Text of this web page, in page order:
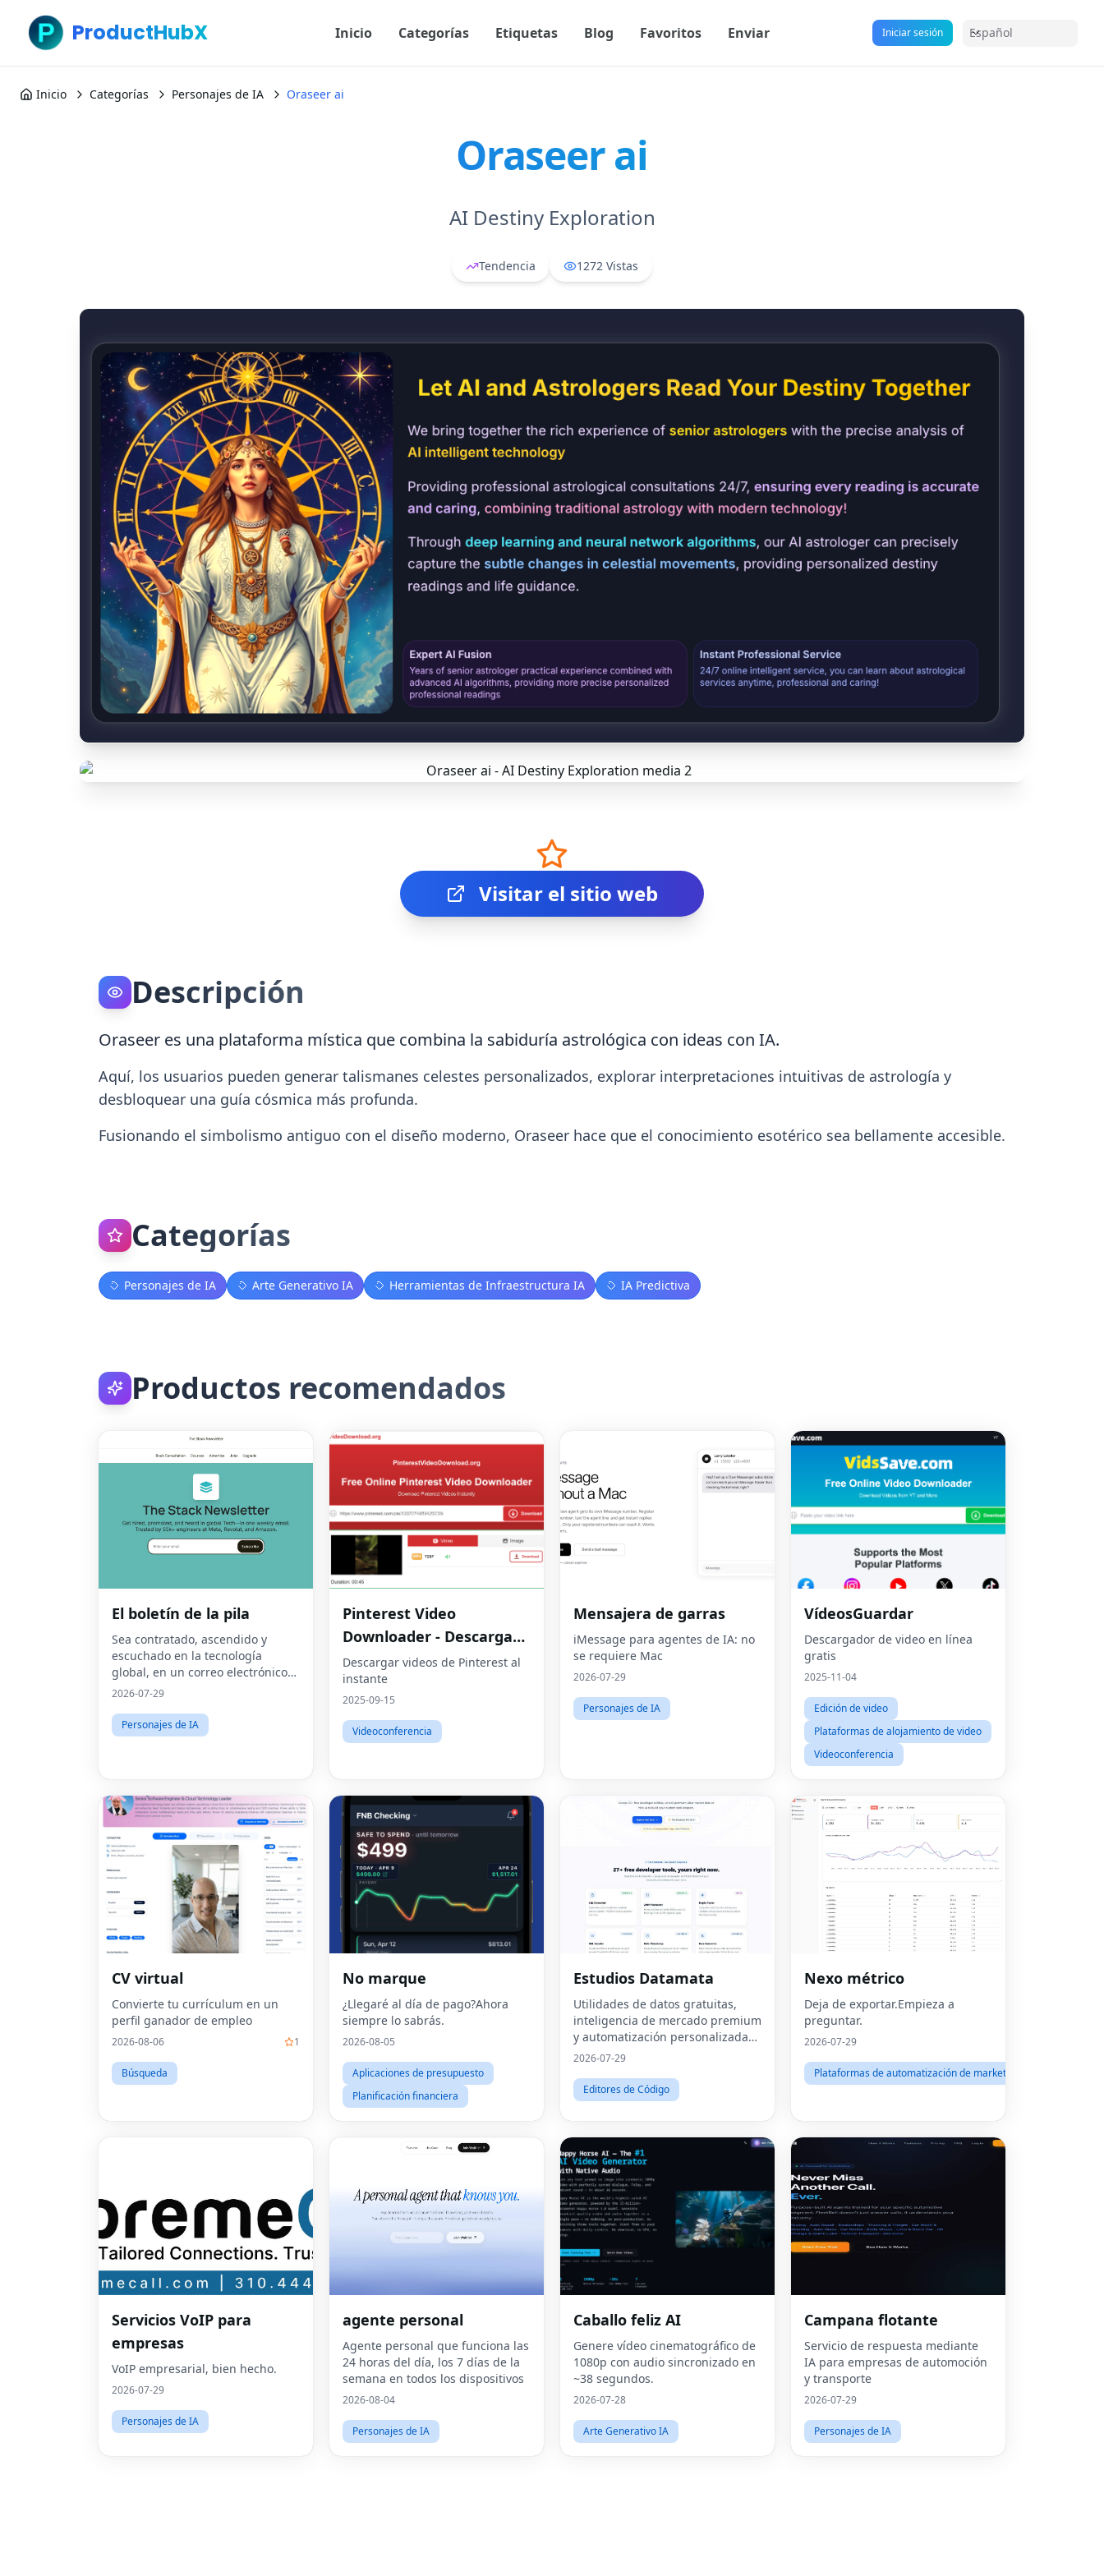
ProductHubX Inicio Categorías Etiquetas Blog Favoritos Enviar Iniciar sesión Español
Inicio Categorías Personajes de IA Oraseer ai
Oraseer ai
AI Destiny Exploration
Tendencia 1272 Vistas
Visitar el sitio web
Descripción
Oraseer es una plataforma mística que combina la sabiduría astrológica con ideas con IA.
Aquí, los usuarios pueden generar talismanes celestes personalizados, explorar interpretaciones intuitivas de astrología y
desbloquear una guía cósmica más profunda.
Fusionando el simbolismo antiguo con el diseño moderno, Oraseer hace que el conocimiento esotérico sea bellamente accesible.
Categorías
Personajes de IA Arte Generativo IA Herramientas de Infraestructura IA IA Predictiva
Productos recomendados
El boletín de la pila
Sea contratado, ascendido y
escuchado en la tecnología
global, en un correo electrónico
semanal.Con la confianza de 45k.
2026-07-29
Personajes de IA
Pinterest Video
Downloader - Descargar
videos HD en línea
Descargar videos de Pinterest al
instante
2025-09-15
Videoconferencia
Mensajera de garras
iMessage para agentes de IA: no
se requiere Mac
2026-07-29
Personajes de IA
VídeosGuardar
Descargador de video en línea
gratis
2025-11-04
Edición de video
Plataformas de alojamiento de video
Videoconferencia
CV virtual
Convierte tu currículum en un
perfil ganador de empleo
2026-08-06 1
Búsqueda
No marque
¿Llegaré al día de pago?Ahora
siempre lo sabrás.
2026-08-05
Aplicaciones de presupuesto
Planificación financiera
Estudios Datamata
Utilidades de datos gratuitas,
inteligencia de mercado premium
y automatización personalizada
en una sola plataforma.
2026-07-29
Editores de Código
Nexo métrico
Deja de exportar.Empieza a
preguntar.
2026-07-29
Plataformas de automatización de marketing
Servicios VoIP para
empresas
VoIP empresarial, bien hecho.
2026-07-29
Personajes de IA
agente personal
Agente personal que funciona las
24 horas del día, los 7 días de la
semana en todos los dispositivos
2026-08-04
Personajes de IA
Caballo feliz AI
Genere vídeo cinematográfico de
1080p con audio sincronizado en
~38 segundos.
2026-07-28
Arte Generativo IA
Campana flotante
Servicio de respuesta mediante
IA para empresas de automoción
y transporte
2026-07-29
Personajes de IA